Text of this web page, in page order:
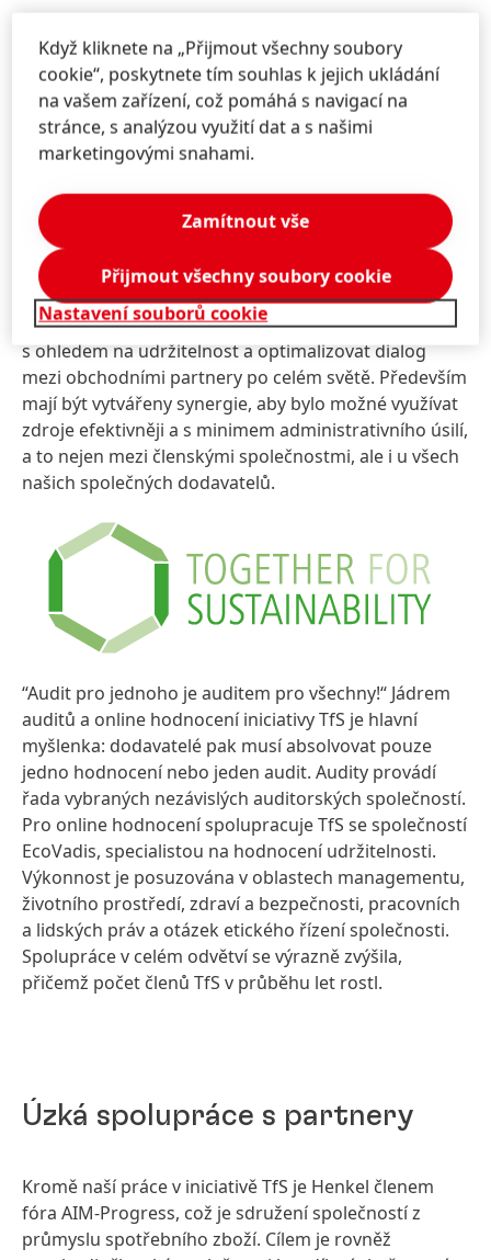
Společně za udržitelný
dodavatelský řetězec
V roce 2011 společnost Henkel a pět dalších
společností z chemického průmyslu spoluzaložily
iniciativu „Together for Sustainability – Chemical Supply
Chains for a Better World“(TfS). Ta je založena na
principech iniciativy OSN
Compact
a iniciativyResponsible Care Mezinárodní rady
chemických asociací(ICCA).Cílem TfS je harmonizovat
stále složitější procesy řízení dodavatelského řetězce
s ohledem na udržitelnost a optimalizovat dialog
mezi obchodními partnery po celém světě. Především
mají být vytvářeny synergie, aby bylo možné využívat
zdroje efektivněji a s minimem administrativního úsilí,
a to nejen mezi členskými společnostmi, ale i u všech
našich společných dodavatelů.
“Audit pro jednoho je auditem pro všechny!“ Jádrem
auditů a online hodnocení iniciativy TfS je hlavní
myšlenka: dodavatelé pak musí absolvovat pouze
jedno hodnocení nebo jeden audit. Audity provádí
řada vybraných nezávislých auditorských společností.
Pro online hodnocení spolupracuje TfS se společností
EcoVadis, specialistou na hodnocení udržitelnosti.
Výkonnost je posuzována v oblastech managementu,
životního prostředí, zdraví a bezpečnosti, pracovních
a lidských práv a otázek etického řízení společnosti.
Spolupráce v celém odvětví se výrazně zvýšila,
přičemž počet členů TfS v průběhu let rostl.
Úzká spolupráce s partnery
Kromě naší práce v iniciativě TfS je Henkel členem
fóra AIM-Progress, což je sdružení společností z
průmyslu spotřebního zboží. Cílem je rovněž
Když kliknete na „Přijmout všechny soubory
cookie“, poskytnete tím souhlas k jejich ukládání
na vašem zařízení, což pomáhá s navigací na
stránce, s analýzou využití dat a s našimi
marketingovými snahami.
Nastavení souborů cookie
Zamítnout vše
Přijmout všechny soubory cookie